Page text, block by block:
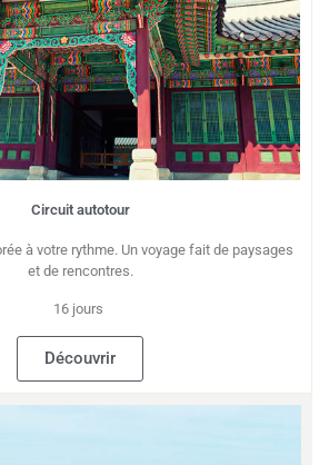
Circuit autotour
à votre rythme. Un voyage fait de paysages
et de rencontres.
16 jours
Découvrir